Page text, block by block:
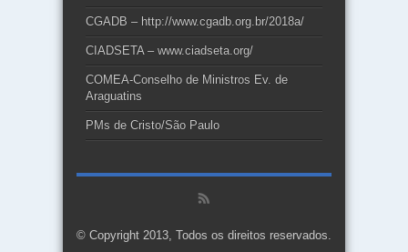
CGADB – http://www.cgadb.org.br/2018a/
CIADSETA – www.ciadseta.org/
COMEA-Conselho de Ministros Ev. de
Araguatins
PMs de Cristo/São Paulo
© Copyright 2013, Todos os direitos reservados.